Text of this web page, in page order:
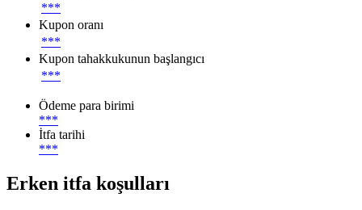
***
Kupon oranı
***
Kupon tahakkukunun başlangıcı
***
Ödeme para birimi
***
İtfa tarihi
***
Erken itfa koşulları